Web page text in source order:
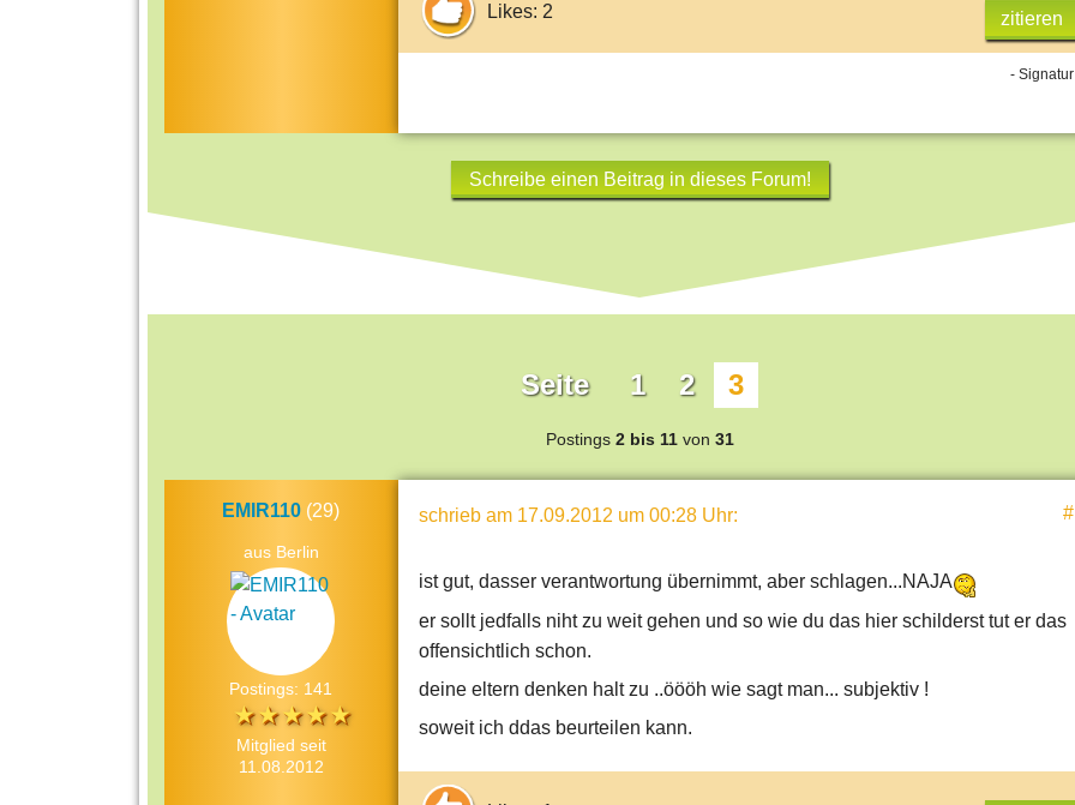
Likes: 2 zitieren
-
Schreibe einen Beitrag in dieses Forum!
Seite 1 2 3
Postings 2 bis 11von 31
EMIR110 (29)
aus Berlin
Postings: 141
Mitglied seit
11.08.2012
schrieb am 17.09.2012 um 00:28 Uhr:
ist gut, dasser verantwortung übernimmt, aber schlagen...NAJA
er sollt jedfalls niht zu weit gehen und so wie du das hier schilderst tut er das
offensichtlich schon.
deine eltern denken halt zu ..öööh wie sagt man... subjektiv !
soweit ich ddas beurteilen kann.